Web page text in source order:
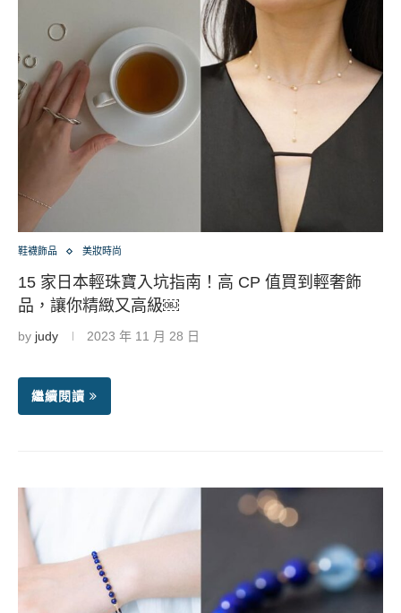
鞋襪飾品 美妝時尚
15 家日本輕珠寶入坑指南！高 CP 值買到輕奢飾
品，讓你精緻又高級￼
by judy 2023 年 11 月 28 日
繼續閱讀